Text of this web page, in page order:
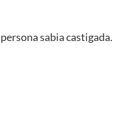
sabia castigada.